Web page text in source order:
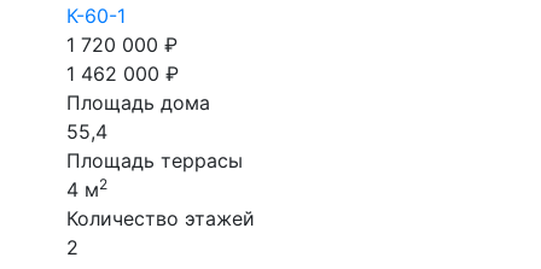
К-60-1
1 720 000 ₽
1 462 000 ₽
Площадь дома
55,4
Площадь террасы
4 м2
Количество этажей
2